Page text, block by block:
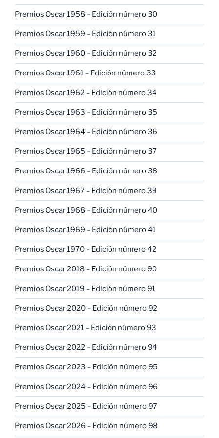
Premios Oscar 1958 – Edición número 30
Premios Oscar 1959 – Edición número 31
Premios Oscar 1960 – Edición número 32
Premios Oscar 1961 – Edición número 33
Premios Oscar 1962 – Edición número 34
Premios Oscar 1963 – Edición número 35
Premios Oscar 1964 – Edición número 36
Premios Oscar 1965 – Edición número 37
Premios Oscar 1966 – Edición número 38
Premios Oscar 1967 – Edición número 39
Premios Oscar 1968 – Edición número 40
Premios Oscar 1969 – Edición número 41
Premios Oscar 1970 – Edición número 42
Premios Oscar 2018 – Edición número 90
Premios Oscar 2019 – Edición número 91
Premios Oscar 2020 – Edición número 92
Premios Oscar 2021 – Edición número 93
Premios Oscar 2022 – Edición número 94
Premios Oscar 2023 – Edición número 95
Premios Oscar 2024 – Edición número 96
Premios Oscar 2025 – Edición número 97
Premios Oscar 2026 – Edición número 98